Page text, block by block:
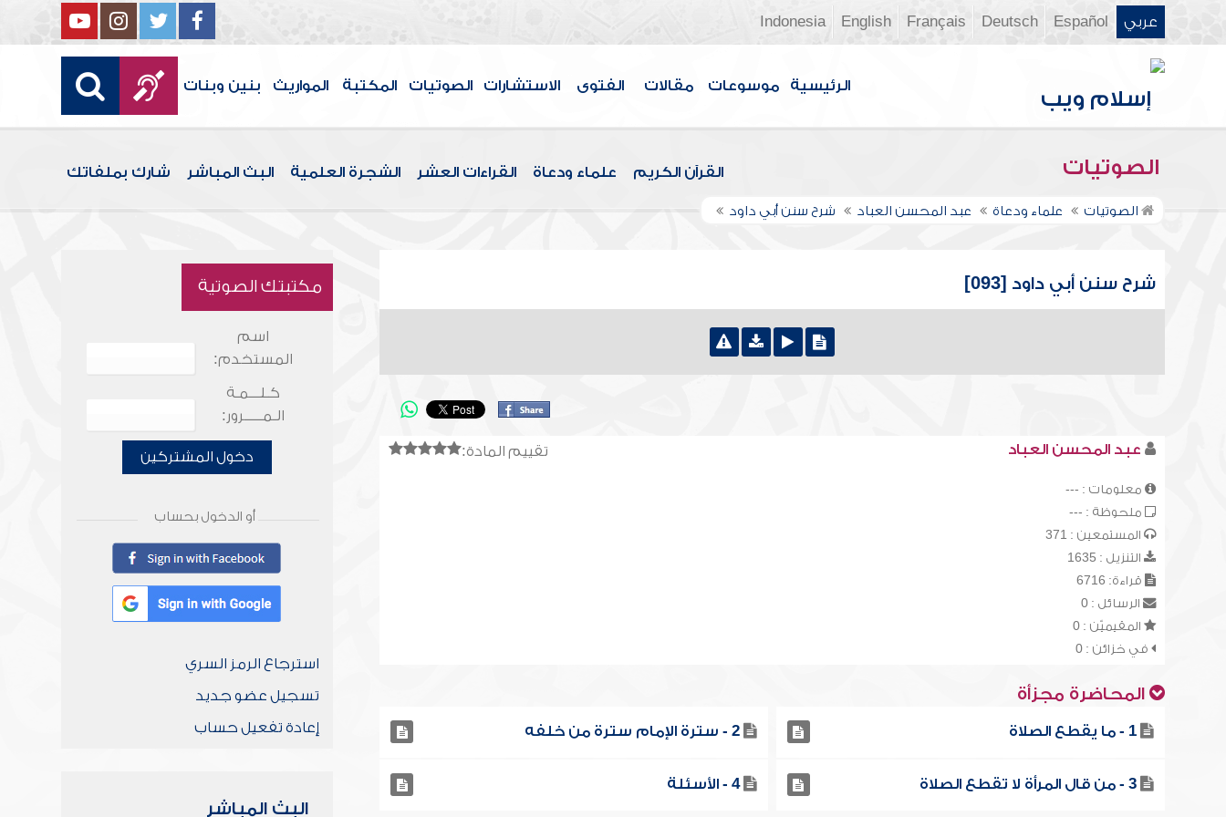
عربي Español
Deutsch
Français
English
Indonesia
الرئيسية موسوعات مقالات الفتوى الاستشارات الصوتيات المكتبة المواريث بنين وبنات
الصوتيات القرآن الكريم علماء ودعاة القراءات العشر الشجرة العلمية البث المباشر شارك بملفاتك
الصوتيات علماء ودعاة عبد المحسن العباد شرح سنن أبي داود
شرح سنن أبي داود [093]
تقييم المادة: عبد المحسن العباد
معلومات : ---
ملحوظة : ---
المستمعين : 371
التنزيل : 1635
قراءة: 6716
الرسائل : 0
المقيميّن : 0
في خزائن : 0
المحاضرة مجزأة
1 - ما يقطع الصلاة 2 - سترة الإمام سترة من خلفه
3 - من قال المرأة لا تقطع الصلاة 4 - الأسئلة
مكتبتك الصوتية
اسم
المستخدم:
كـلـــمـة
الـمـــــرور:
دخول المشتركين
أو الدخول بحساب
استرجاع الرمز السري
تسجيل عضو جديد
إعادة تفعيل حساب
البث المباشر